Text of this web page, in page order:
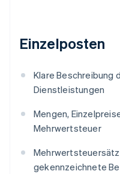
Einzelposten
Klare Beschreibung
Dienstleistungen
Mengen,
Mehrwertsteuer
gekennzeichnete